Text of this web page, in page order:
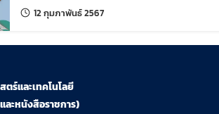
12 กุมภาพันธ์ 2567แก้ไขล่าสุดเมื่อ:
ร์และเทคโนโลยี
ะหนังสือราชการ)